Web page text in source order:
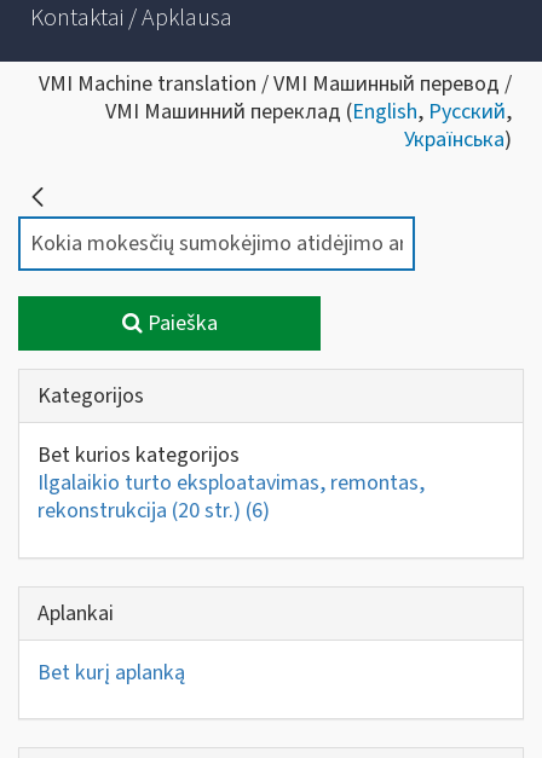
Kontaktai / Apklausa
VMI Machine translation / VMI Машинный перевод /
VMI Машинний переклад (English, Русский,
Українська)
Paieška
Kategorijos
Bet kurios kategorijos
Ilgalaikio turto eksploatavimas, remontas,
rekonstrukcija (20 str.) (6)
Aplankai
Bet kurį aplanką